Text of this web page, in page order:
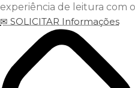
experiência de leitura com
✉ SOLICITAR Informações